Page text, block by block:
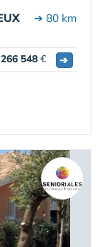
➔ 80 km
266 548 € ➔